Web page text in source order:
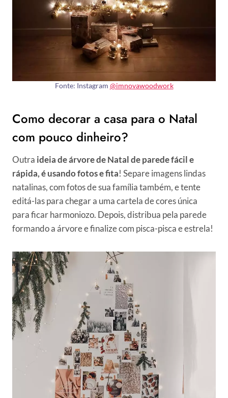
Fonte: Instagram @imnovawoodwork
Como decorar a casa para o Natal
com pouco dinheiro?
Outra ideia de árvore de Natal de parede fácil e
rápida, é usando fotos e fita! Separe imagens lindas
natalinas, com fotos de sua família também, e tente
editá-las para chegar a uma cartela de cores única
para ficar harmoniozo. Depois, distribua pela parede
formando a árvore e finalize com pisca-pisca e estrela!